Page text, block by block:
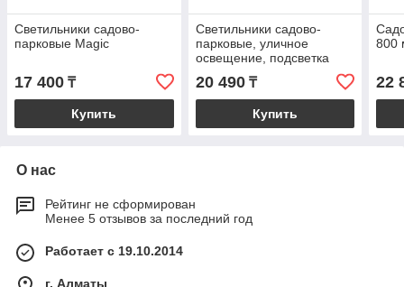
Светильники садово-
парковые Magic
17 400 ₸
Купить
Cветильники садово-
парковые, уличное
освещение, подсветка
Сада, Подсветка Парка
20 490₸
Купить
800
22
О нас
Рейтинг не сформирован
Менее 5 отзывов за последний год
Работает с 19.10.2014
г. Алматы